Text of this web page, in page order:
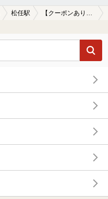
松任駅 【クーポンあり】マッサージ、エステがある松任駅近くの温泉、日帰り温泉、スーパー銭湯おすすめ